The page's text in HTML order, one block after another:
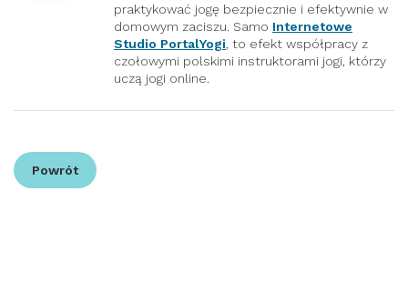
praktykować jogę bezpiecznie i efektywnie w
domowym zaciszu. Samo Internetowe
Studio PortalYogi, to efekt współpracy z
czołowymi polskimi instruktorami jogi, którzy
uczą jogi online.
Powrót